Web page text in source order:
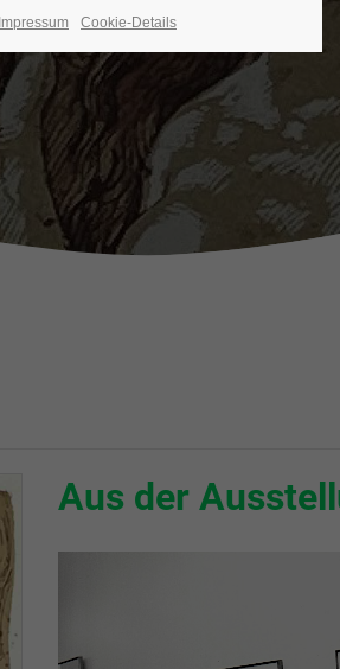
Aus der
Impressum Cookie-Details